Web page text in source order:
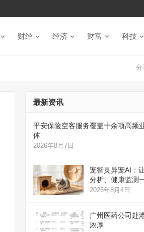
财经 经济 财富 科技
最新资讯
平安保险空客服务覆盖十余项高频
体
2026年8月7日
宠智灵异宠AI：
分析、健康监测
2026年8月4日
广州医药公司赴
浓厚